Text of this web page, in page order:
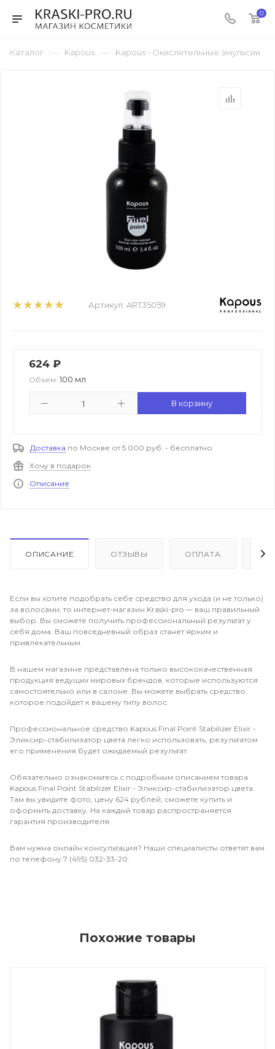
0
Каталог — Kapous — Kapous - Окислительные эмульсии
Артикул: ART35059
624 ₽
Объем: 100 мл
В корзину
Доставка по Москве от 5 000 руб. - бесплатно
Хочу в подарок
Описание
ОПИСАНИЕ ОТЗЫВЫ ОПЛАТА
Если вы хотите подобрать себе средство для ухода (и не только)
за волосами, то интернет-магазин Kraski-pro — ваш правильный
выбор. Вы сможете получить профессиональный результат у
себя дома. Ваш повседневный образ станет ярким и
привлекательным.
В нашем магазине представлена только высококачественная
продукция ведущих мировых брендов, которые используются
самостоятельно или в салоне. Вы можете выбрать средство,
которое подойдет к вашему типу волос.
Профессиональное средство Kapous Final Point Stabilizer Elixir -
Эликсир-стабилизатор цвета легко использовать, результатом
его применения будет ожидаемый результат.
Обязательно ознакомьтесь с подробным описанием товара
Kapous Final Point Stabilizer Elixir - Эликсир-стабилизатор цвета.
Там вы увидите фото, цену 624 рублей, сможете купить и
оформить доставку. На каждый товар распространяется
гарантия производителя.
Вам нужна онлайн консультация? Наши специалисты ответят вам
по телефону 7 (495) 032-33-20.
Похожие товары